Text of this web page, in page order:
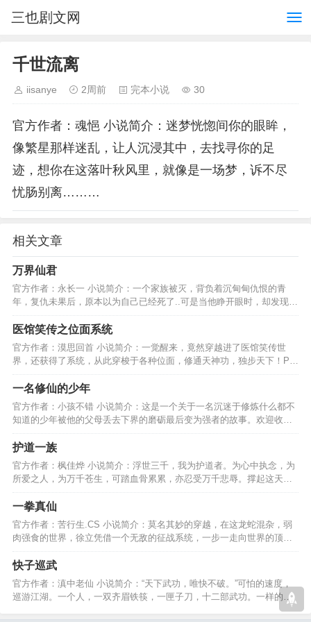
三也剧文网
千世流离
iisanye 2周前 完本小说 30
官方作者：魂悒 小说简介：迷梦恍惚间你的眼眸，
像繁星那样迷乱，让人沉浸其中，去找寻你的足
迹，想你在这落叶秋风里，就像是一场梦，诉不尽
忧肠别离………
相关文章
万界仙君
官方作者：永长一 小说简介：一个家族被灭，背负着沉甸甸仇恨的青
年，复仇未果后，原本以为自己已经死了..可是当他睁开眼时，却发现这
一切仅仅是一个开始..\…
医馆笑传之位面系统
官方作者：漠思回首 小说简介：一觉醒来，竟然穿越进了医馆笑传世
界，还获得了系统，从此穿梭于各种位面，修通天神功，独步天下！PS:
更新不稳定，请谅解！…
一名修仙的少年
官方作者：小孩不错 小说简介：这是一个关于一名沉迷于修炼什么都不
知道的少年被他的父母丢去下界的磨砺最后变为强者的故事。欢迎收看
沉迷修仙的少年！！！…
护道一族
官方作者：枫佳烨 小说简介：浮世三千，我为护道者。为心中执念，为
所爱之人，为万千苍生，可踏血骨累累，亦忍受万千悲辱。撑起这天，
踏着大地，化身规则。…
一拳真仙
官方作者：苦行生.CS 小说简介：莫名其妙的穿越，在这龙蛇混杂，弱
肉强食的世界，徐立凭借一个无敌的征战系统，一步一走向世界的顶
端，一拳问鼎，无可匹敌。…
快子巡武
官方作者：滇中老仙 小说简介：“天下武功，唯快不破。”可怕的速度，
巡游江湖。一个人，一双齐眉铁筷，一匣子刀，十二部武功。一样的武